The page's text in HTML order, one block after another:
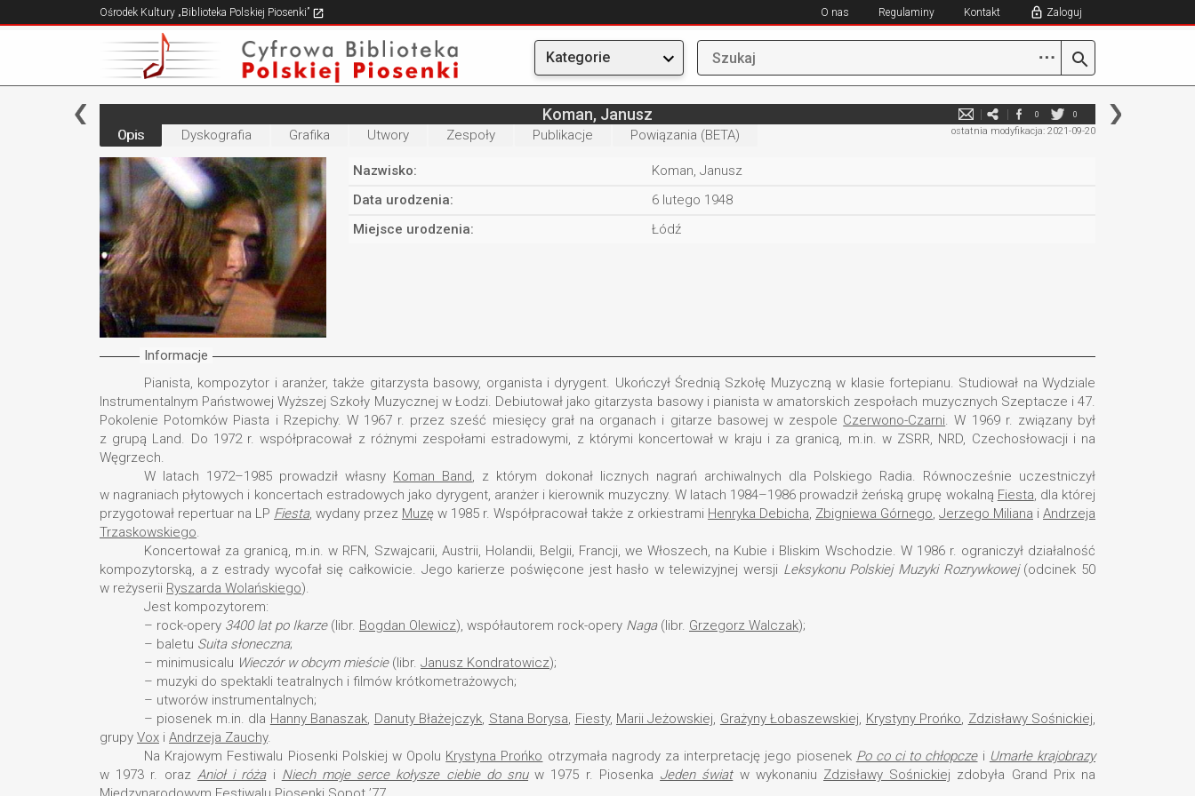
Ośrodek Kultury „Biblioteka Polskiej Piosenki” O nas Regulaminy Kontakt Zaloguj
Kategorie ⋯
Koman, Janusz 0 0
ostatnia modyfikacja: 2021-09-20
Opis Dyskografia Grafika Utwory Zespoły Publikacje Powiązania (BETA)
Nazwisko:
Koman, Janusz
Data urodzenia:
6 lutego 1948
Miejsce urodzenia:
Łódź
Informacje
Pianista, kompozytor i aranżer, także gitarzysta basowy, organista i dyrygent. Ukończył Średnią Szkołę Muzyczną w klasie fortepianu. Studiował na Wydziale
Instrumentalnym Państwowej Wyższej Szkoły Muzycznej w Łodzi. Debiutował jako gitarzysta basowy i pianista w amatorskich zespołach muzycznych Szeptacze i 47.
Pokolenie Potomków Piasta i Rzepichy. W 1967 r. przez sześć miesięcy grał na organach i gitarze basowej w zespole Czerwono-Czarni. W 1969 r. związany był
z grupą Land. Do 1972 r. współpracował z różnymi zespołami estradowymi, z którymi koncertował w kraju i za granicą, m.in. w ZSRR, NRD, Czechosłowacji i na
Węgrzech.
W latach 1972–1985 prowadził własny Koman Band, z którym dokonał licznych nagrań archiwalnych dla Polskiego Radia. Równocześnie uczestniczył
w nagraniach płytowych i koncertach estradowych jako dyrygent, aranżer i kierownik muzyczny. W latach 1984–1986 prowadził żeńską grupę wokalną Fiesta, dla której
przygotował repertuar na LP Fiesta, wydany przez Muzę w 1985 r. Współpracował także z orkiestrami Henryka Debicha, Zbigniewa Górnego, Jerzego Miliana i Andrzeja
Trzaskowskiego.
Koncertował za granicą, m.in. w RFN, Szwajcarii, Austrii, Holandii, Belgii, Francji, we Włoszech, na Kubie i Bliskim Wschodzie. W 1986 r. ograniczył działalność
kompozytorską, a z estrady wycofał się całkowicie. Jego karierze poświęcone jest hasło w telewizyjnej wersji Leksykonu Polskiej Muzyki Rozrywkowej(odcinek 50
w reżyserii Ryszarda Wolańskiego).
Jest kompozytorem:
– rock-opery 3400 lat po Ikarze(libr. Bogdan Olewicz), współautorem rock-opery Naga(libr. Grzegorz Walczak);
– baletu Suita słoneczna;
– minimusicalu Wieczór w obcym mieście(libr. Janusz Kondratowicz);
– muzyki do spektakli teatralnych i filmów krótkometrażowych;
– utworów instrumentalnych;
– piosenek m.in. dla Hanny Banaszak, Danuty Błażejczyk, Stana Borysa, Fiesty, Marii Jeżowskiej, Grażyny Łobaszewskiej, Krystyny Prońko, Zdzisławy Sośnickiej,
grupy Vox i Andrzeja Zauchy.
Na Krajowym Festiwalu Piosenki Polskiej w Opolu Krystyna Prońko otrzymała nagrody za interpretację jego piosenek Po co ci to chłopczei Umarłe krajobrazy
w 1973 r. oraz Anioł i różai Niech moje serce kołysze ciebie do snuw 1975 r. Piosenka Jeden światw wykonaniu Zdzisławy Sośnickiej zdobyła Grand Prix na